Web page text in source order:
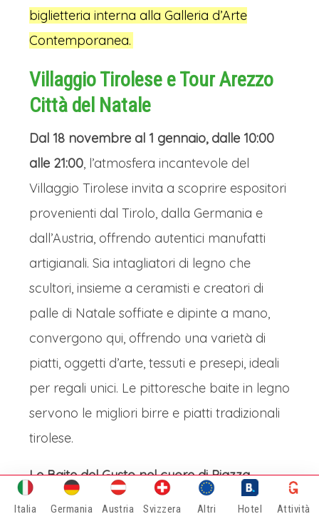
biglietteria interna alla Galleria d’Arte
Contemporanea.
Villaggio Tirolese e Tour Arezzo
Città del Natale
Dal 18 novembre al 1 gennaio, dalle 10:00
alle 21:00, l’atmosfera incantevole del
Villaggio Tirolese invita a scoprire espositori
provenienti dal Tirolo, dalla Germania e
dall’Austria, offrendo autentici manufatti
artigianali. Sia intagliatori di legno che
scultori, insieme a ceramisti e creatori di
palle di Natale soffiate e dipinte a mano,
convergono qui, offrendo una varietà di
piatti, oggetti d’arte, tessuti e presepi, ideali
per regali unici. Le pittoresche baite in legno
servono le migliori birre e piatti tradizionali
tirolese.
Le Baite del Gusto nel cuore di Piazza
Grande,saranno ben tre, una in più rispetto
Italia Germania Austria Svizzera Altri Hotel Attività